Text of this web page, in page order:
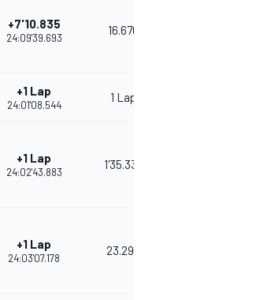
+7'10.835
24:09'39.693
16.676
+1 Lap
24:01'08.544
1 Lap
+1 Lap
24:02'43.883
1'35.339
+1 Lap
24:03'07.178
23.295